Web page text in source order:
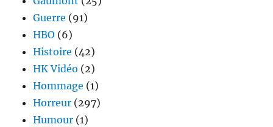
Guerre (91)
HBO (6)
Histoire (42)
HK Vidéo (2)
Hommage (1)
Horreur (297)
Humour (1)